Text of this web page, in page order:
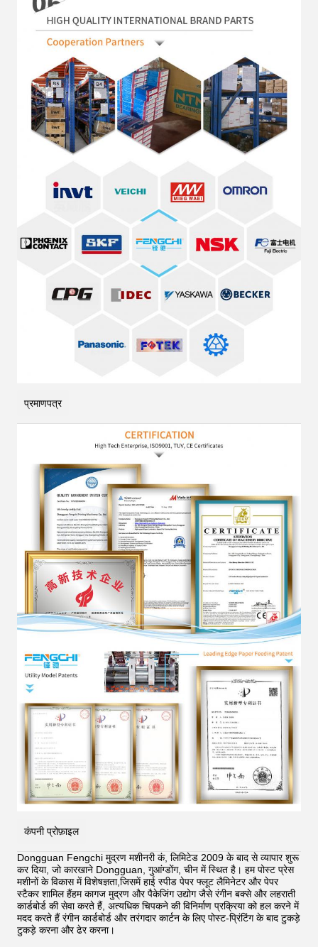
प्रमाणपत्र
कंपनी प्रोफ़ाइल
Dongguan Fengchi मुद्रण मशीनरी कं, लिमिटेड 2009 के बाद से व्यापार शुरू
कर दिया, जो कारखाने Dongguan, गुआंग्डोंग, चीन में स्थित है। हम पोस्ट प्रेस
मशीनों के विकास में विशेषज्ञता,जिसमें हाई स्पीड पेपर फ्लूट लैमिनेटर और पेपर
स्टैकर शामिल हैंहम कागज मुद्रण और पैकेजिंग उद्योग जैसे रंगीन बक्से और लहराती
कार्डबोर्ड की सेवा करते हैं, अत्यधिक चिपकने की विनिर्माण प्रक्रिया को हल करने में
मदद करते हैं रंगीन कार्डबोर्ड और तरंगदार कार्टन के लिए पोस्ट-प्रिंटिंग के बाद टुकड़े
टुकड़े करना और ढेर करना।